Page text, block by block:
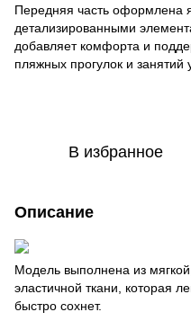
Передняя часть оформлена
детализированными
добавляет комфорта и
пляжных прогулок и занятий
В избранное
Описание
Модель выполнена из
эластичной ткани, которая
быстро сохнет.